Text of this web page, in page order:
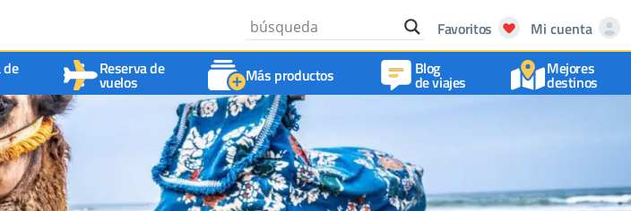
Favoritos
Mi cuenta
de Reserva de
vuelos Más productos Blog
de viajes
Mejores
destinos